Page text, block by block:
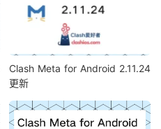
Clash Meta for Android 2.11.24
更新